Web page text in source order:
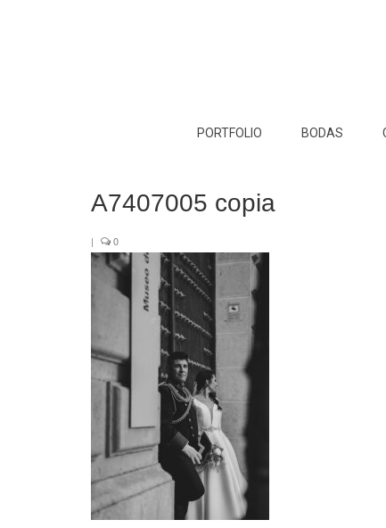
PORTFOLIO BODAS
A7407005 copia
| 0